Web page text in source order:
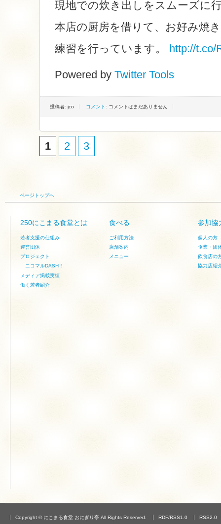
現地での炊き出しをスムーズに
本店の厨房を借りて、お好み焼
練習を行っています。 http://t.co/
Powered by Twitter Tools
投稿者: jco コメント : コメントはまだありません
1 2 3
ページトップへ
250にこまる食堂とは
若者支援の仕組み
運営団体
プロジェクト
ニコマルDASH！
メディア掲載実績
働く若者紹介
食べる
ご利用方法
店舗案内
メニュー
参加協
個人の方
企業・団
飲食店の
協力店紹
Copyright © にこまる食堂 おにぎり亭 All Rights Reserved. RDF/RSS1.0 RSS2.0